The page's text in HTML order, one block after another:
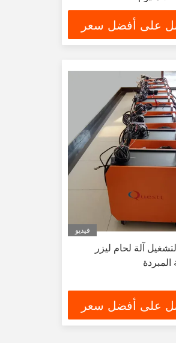
على أفضل سعر
فيديو
آلة لحام ليزر
المبردة
على أفضل سعر